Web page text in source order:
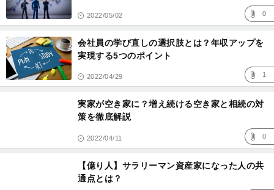
2022/05/02 0
会社員の学び直しの選択肢とは？年収アップを
実現する5つのポイント
2022/04/29 1
実家が空き家に？増え続ける空き家と相続の対
策を徹底解説
2022/04/11 0
【億り人】サラリーマン資産家になった人の共
通点とは？